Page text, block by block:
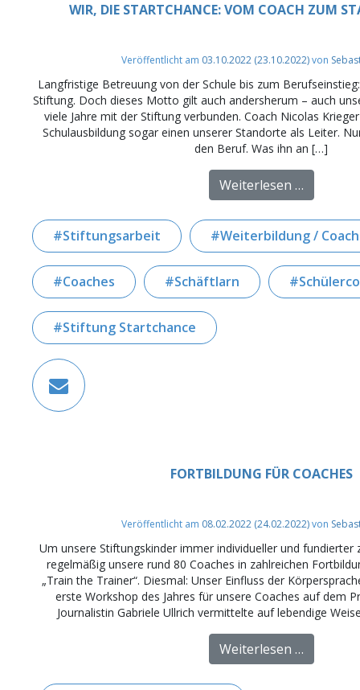
WIR, DIE STARTCHANCE: VOM COACH ZUM
Veröffentlicht am 03.10.2022 (23.10.2022)von
Langfristige Betreuung von der Schule bis zum
Stiftung. Doch dieses Motto gilt auch andersherum – auch
viele Jahre mit der Stiftung verbunden. Coach Nicolas
Schulausbildung sogar einen unserer Standorte als Leiter.
den Beruf. Was ihn an […]
Weiterlesen …from
Stiftungsarbeit Weiterbildung /
Coaches Schäftlarn
Stiftung Startchance
FORTBILDUNG FÜR COACHES
Veröffentlicht am 08.02.2022 (24.02.2022)von
Um unsere Stiftungskinder immer individueller und fundierter
regelmäßig unsere rund 80 Coaches in zahlreichen
„Train the Trainer“. Diesmal: Unser Einfluss der
erste Workshop des Jahres für unsere Coaches auf dem
Journalistin Gabriele Ullrich vermittelte auf lebendige
Weiterlesen …from